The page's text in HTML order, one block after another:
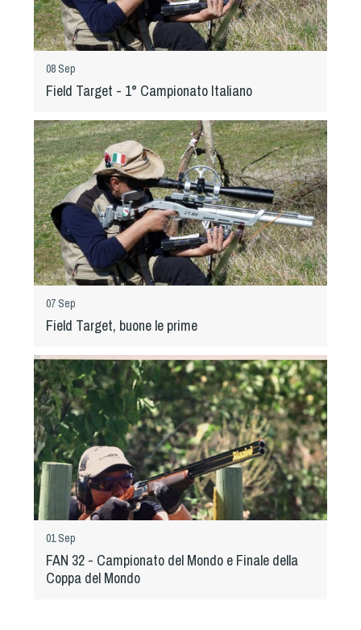
08 Sep
Field Target - 1° Campionato Italiano
07 Sep
Field Target, buone le prime
01 Sep
FAN 32 - Campionato del Mondo e Finale della
Coppa del Mondo